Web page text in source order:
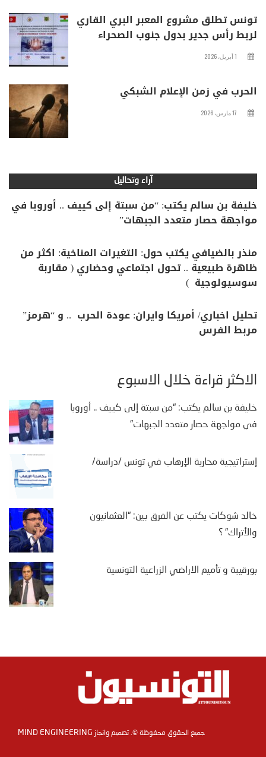
تونس تطلق مشروع المعبر البري القاري
لربط رأس جدير بدول جنوب الصحراء
1 أبريل، 2026
الحرب في زمن الإعلام الشبكي
17 مارس، 2026
آراء وتحاليل
خليفة بن سالم يكتب: “من سبتة إلى كييف .. أوروبا في
مواجهة حصار متعدد الجبهات”
منذر بالضيافي يكتب حول: التغيرات المناخية: اكثر من
ظاهرة طبيعية .. تحول اجتماعي وحضاري ( مقاربة
سوسيولوجية )
تحليل اخباري/ أمريكا وايران: عودة الحرب .. و “هرمز”
مربط الفرس
الأكثر قراءة خلال الأسبوع
خليفة بن سالم يكتب: “من سبتة إلى كييف .. أوروبا
في مواجهة حصار متعدد الجبهات”
إستراتيجية محاربة الإرهاب في تونس /دراسة/
خالد شوكات يكتب عن الفرق بين: “العثمانيون
والأتراك” ؟
بورقيبة و تأميم الاراضي الزراعية التونسية
جميع الحقوق محفوظة ©. تصميم وانجاز MIND ENGINEERING